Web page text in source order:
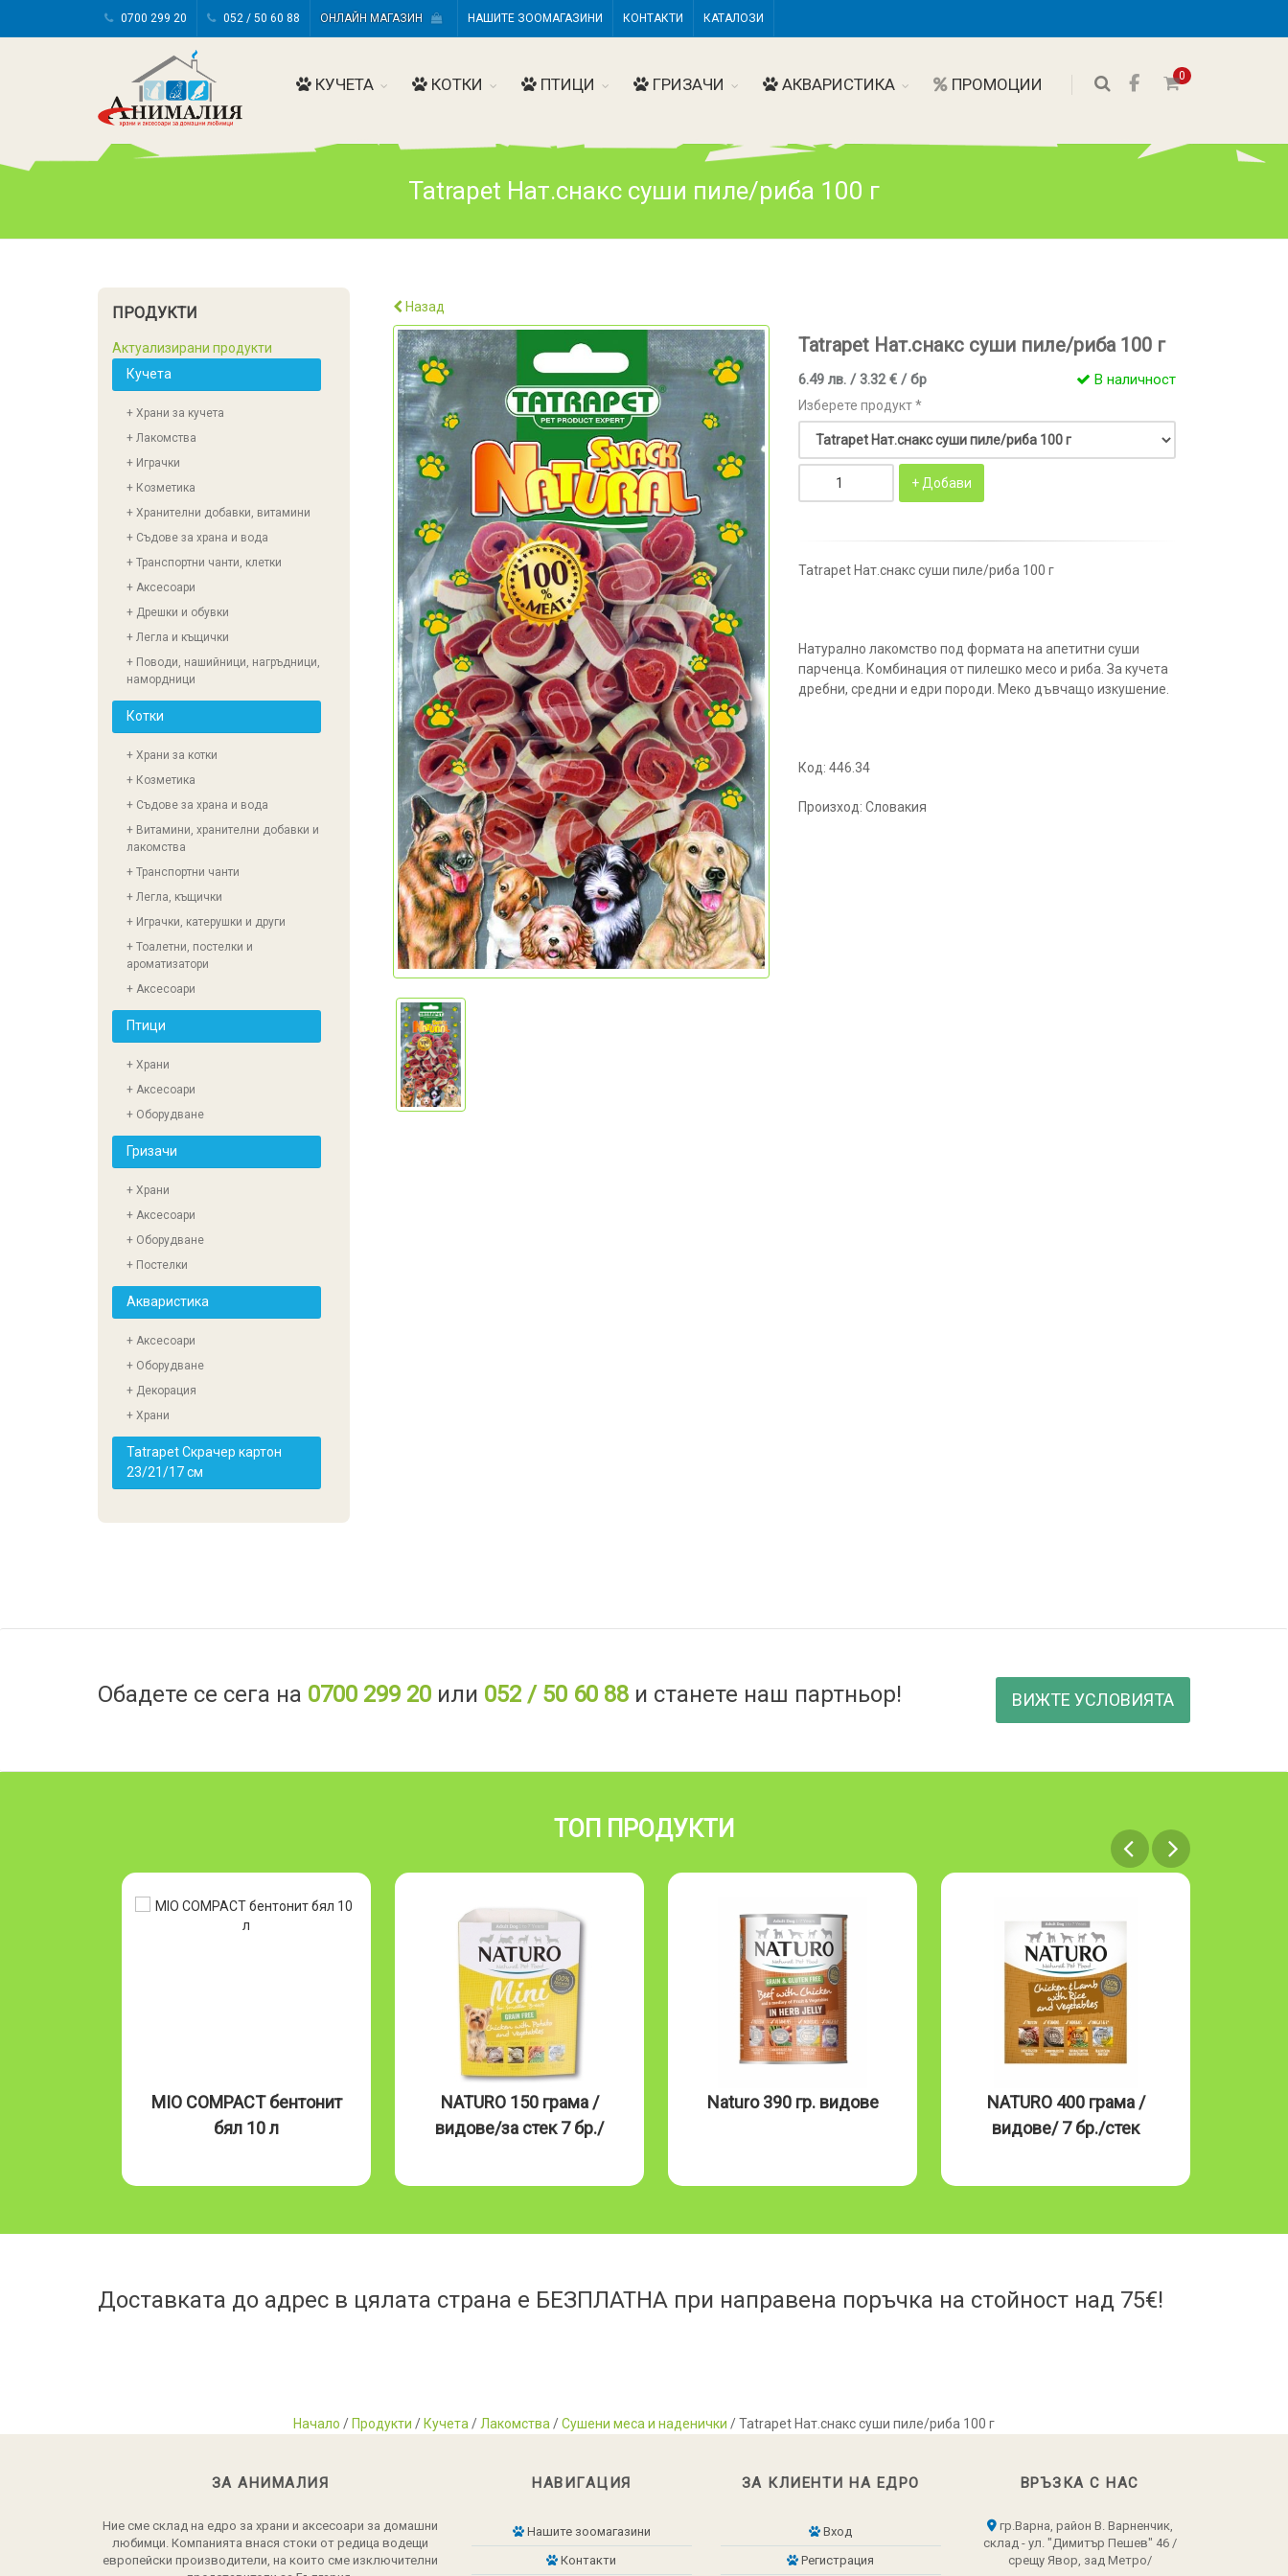
0700 299 20 052 / 50 60 88 ОНЛАЙН МАГАЗИН НАШИТЕ ЗООМАГАЗИНИ КОНТАКТИ КАТАЛОЗИ
0
КУЧЕТА КОТКИ ПТИЦИ ГРИЗАЧИ АКВАРИСТИКА ПРОМОЦИИ
Tatrapet Нат.снакс суши пиле/риба 100 г
Назад
Tatrapet Нат.снакс суши пиле/риба 100 г
6.49 лв. / 3.32 € / бр В наличност
Изберете продукт *
Tatrapet Нат.снакс суши пиле/риба 100 г
Натурално лакомство под формата на апетитни суши
парченца. Комбинация от пилешко месо и риба. За кучета
дребни, средни и едри породи. Меко дъвчащо изкушение.
Код: 446.34
Произход: Словакия
ПРОДУКТИ
Актуализирани продукти
Кучета
+ Храни за кучета
+ Лакомства
+ Играчки
+ Козметика
+ Хранителни добавки, витамини
+ Съдове за храна и вода
+ Транспортни чанти, клетки
+ Аксесоари
+ Дрешки и обувки
+ Легла и къщички
+ Поводи, нашийници, нагръдници,
намордници
Котки
+ Храни за котки
+ Козметика
+ Съдове за храна и вода
+ Витамини, хранителни добавки и
лакомства
+ Транспортни чанти
+ Легла, къщички
+ Играчки, катерушки и други
+ Тоалетни, постелки и
ароматизатори
+ Аксесоари
Птици
+ Храни
+ Аксесоари
+ Оборудване
Гризачи
+ Храни
+ Аксесоари
+ Оборудване
+ Постелки
Акваристика
+ Аксесоари
+ Оборудване
+ Декорация
+ Храни
Tatrapet Скрачер картон
23/21/17 см
Обадете се сега на 0700 299 20или 052 / 50 60 88и станете наш партньор! ВИЖТЕ УСЛОВИЯТА
ТОП ПРОДУКТИ
MIO COMPACT бентонит
бял 10 л
NATURO 150 грама /
видове/за стек 7 бр./
Naturo 390 гр. видове
NATURO 400 грама /
видове/ 7 бр./стек
Доставката до адрес в цялата страна е БЕЗПЛАТНА при направена поръчка на стойност над 75€!
Начало / Продукти / Кучета / Лакомства /Сушени меса и наденички / Tatrapet Нат.снакс суши пиле/риба 100 г
ЗА АНИМАЛИЯ
Ние сме склад на едро за храни и аксесоари за домашни
любимци. Компанията внася стоки от редица водещи
европейски производители, на които сме изключителни
НАВИГАЦИЯ
Нашите зоомагазини
Контакти
ЗА КЛИЕНТИ НА ЕДРО
Вход
Регистрация
ВРЪЗКА С НАС
гр.Варна, район В. Варненчик,
склад - ул. "Димитър Пешев" 46 /
срещу Явор, зад Метро/